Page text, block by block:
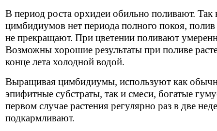
В период роста орхидеи обильно поливают. Так
цимбидиумов нет периода полного покоя, полив
не прекращают. При цветении поливают
Возможны хорошие результаты при поливе
конце лета холодной водой.
Выращивая цимбидиумы, используют как
эпифитные субстраты, так и смеси, богатые
первом случае растения регулярно раз в две
подкармливают.